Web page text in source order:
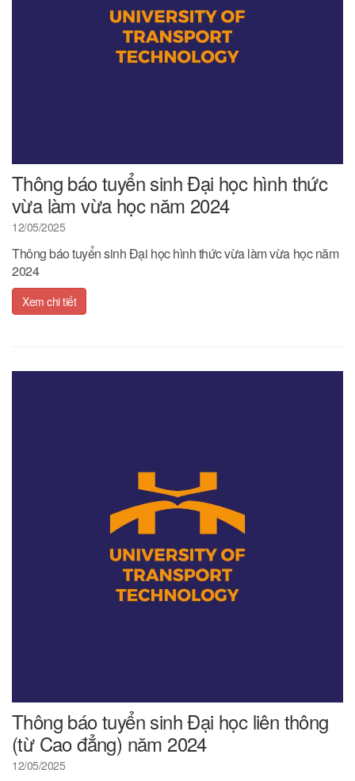
Thông báo tuyển sinh Đại học hình thức
vừa làm vừa học năm 2024
12/05/2025
Thông báo tuyển sinh Đại học hình thức vừa làm vừa học năm
2024
Xem chi tiết
Thông báo tuyển sinh Đại học liên thông
(từ Cao đẳng) năm 2024
12/05/2025